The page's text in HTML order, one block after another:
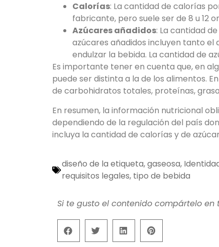
Calorías: La cantidad de calorías
fabricante, pero suele ser de 8 u 12
Azúcares añadidos: La cantidad
azúcares añadidos incluyen tanto el
endulzar la bebida. La cantidad de
Es importante tener en cuenta que, en
puede ser distinta a la de los alimentos.
de carbohidratos totales, proteínas,
En resumen, la información nutricional
dependiendo de la regulación del país
incluya la cantidad de calorías y de
diseño de la etiqueta,gaseosa,
requisitos legales, tipo de bebida
Si te gusto el contenido compártelo en